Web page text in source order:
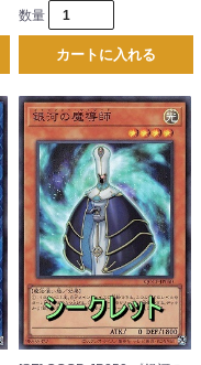
数量
カートに入れる